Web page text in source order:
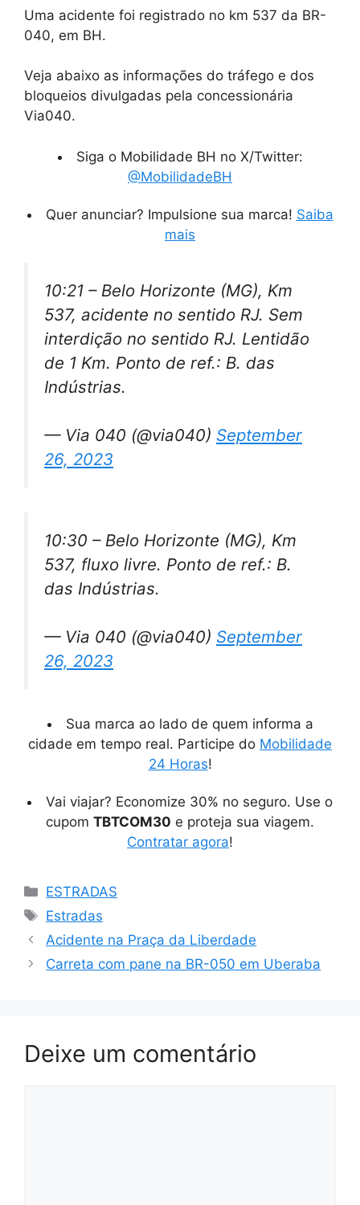
Uma acidente foi registrado no km 537 da BR-
040, em BH.
Veja abaixo as informações do tráfego e dos
bloqueios divulgadas pela concessionária
Via040.
Siga o Mobilidade BH no X/Twitter:
@MobilidadeBH
Quer anunciar? Impulsione sua marca! Saiba
mais
10:21 – Belo Horizonte (MG), Km
537, acidente no sentido RJ. Sem
interdição no sentido RJ. Lentidão
de 1 Km. Ponto de ref.: B. das
Indústrias.
— Via 040 (@via040) September
26, 2023
10:30 – Belo Horizonte (MG), Km
537, fluxo livre. Ponto de ref.: B.
das Indústrias.
— Via 040 (@via040) September
26, 2023
Sua marca ao lado de quem informa a
cidade em tempo real. Participe do Mobilidade
24 Horas!
Vai viajar? Economize 30% no seguro. Use o
cupom TBTCOM30 e proteja sua viagem.
Contratar agora!
Categorias
ESTRADAS
Tags
Estradas
Acidente na Praça da Liberdade
Carreta com pane na BR-050 em Uberaba
Deixe um comentário